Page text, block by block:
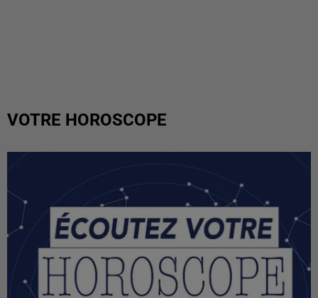
VOTRE HOROSCOPE